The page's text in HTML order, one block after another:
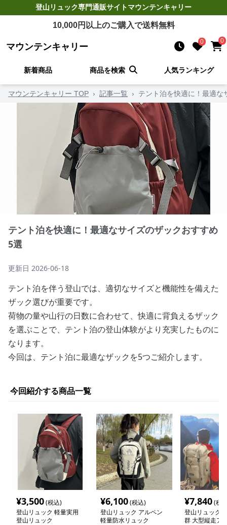
登山リュック専門通販サイトマウンテンキャリー
10,000円以上のご購入で送料無料
マウンテンキャリー 0 0
新着商品 商品を検索 人気ランキング
マウンテンキャリー TOP › 記事一覧 › テント泊を快適に！最適
テント泊を快適に！最適なサイズのザックおすすめ
5選
更新日 2026-06-18
テント泊を伴う登山では、適切なサイズと機能性を備えた
ザック選びが重要です。
荷物の量や山行の日数に合わせて、快適に背負えるザック
を選ぶことで、テント泊の登山体験がより充実したものに
なります。
今回は、テント泊に最適なザックを5つご紹介します。
今回紹介する商品一覧
¥3,500(税込)
登山リュック 軽量実用
登山リュック
¥6,100(税込)
登山リュック アルペン
軽量防水リュック
¥7,840(税
登山リュック
群 大型縦走ア